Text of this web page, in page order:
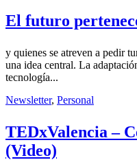
El futuro
y quienes se atreven a pedir
una idea central. La
tecnología...
Newsletter, Personal
TEDxValencia –
(Video)